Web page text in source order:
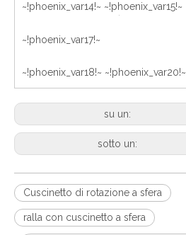
~!phoenix_var14!~ ~!phoenix_var15!~
~!phoenix_var17!~
~!phoenix_var18!~ ~!phoenix_var20!~
su un:
sotto un:
Cuscinetto di rotazione a sfera
ralla con cuscinetto a sfera